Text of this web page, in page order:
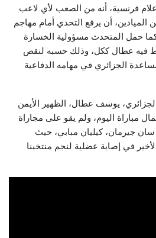
فرنسية، أنه من الصعب لأي لاعب
بعيدا عن الميادين، أن يرفع التحدي أمام مهاجم
حمل المتحدث مسؤولية الخسارة
فيه عطال ككل، وذلك حسبه لنقص
الجزائري في مهامه الدفاعية
يوسف عطال، الظهير الأيمن
مباراة اليوم، ولم يقو على مجاراة
جيرمان، كيليان مبابي، حيث
في إصابة عضلية لنجم منتخبنا